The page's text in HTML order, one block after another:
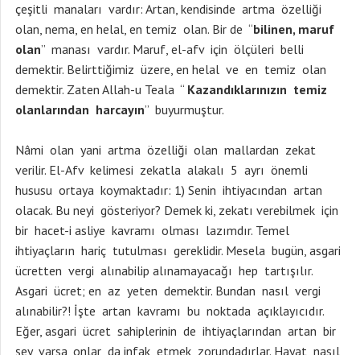
çeşitli manaları vardır: Artan, kendisinde artma özelliği
olan, nema, en helal, en temiz olan. Bir de “bilinen, maruf
olan” manası vardır. Maruf, el-afv için ölçüleri belli
demektir. Belirttiğimiz üzere, en helal ve en temiz olan
demektir. Zaten Allah-u Teala “ Kazandıklarınızın temiz
olanlarından harcayın” buyurmuştur.
Nâmi olan yani artma özelliği olan mallardan zekat
verilir. El-Afv kelimesi zekatla alakalı 5 ayrı önemli
hususu ortaya koymaktadır: 1) Senin ihtiyacından artan
olacak. Bu neyi gösteriyor? Demek ki, zekatı verebilmek için
bir hacet-i asliye kavramı olması lazımdır. Temel
ihtiyaçların hariç tutulması gereklidir. Mesela bugün, asgari
ücretten vergi alınabilip alınamayacağı hep tartışılır.
Asgari ücret; en az yeten demektir. Bundan nasıl vergi
alınabilir?! İşte artan kavramı bu noktada açıklayıcıdır.
Eğer, asgari ücret sahiplerinin de ihtiyaçlarından artan bir
şey varsa, onlar da infak etmek zorundadırlar. Hayat nasıl